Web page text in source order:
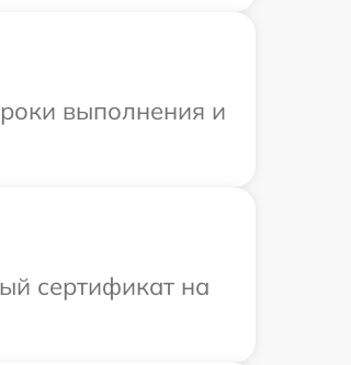
выполнения и
сертификат на